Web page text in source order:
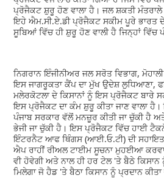
ਪ੍ਰੋਜੈਕਟ ਸ਼ੁਰੂ ਹੋਣ ਵਾਲਾ ਹੈ। ਜਲ ਸ਼ਕਤੀ ਮੰਤਰਾਲੇ
ਇਹੇ ਐਮ.ਸੀ.ਏ.ਡੀ ਪ੍ਰੋਜੈਕਟ ਸਕੀਮ ਪੂਰੇ ਭਾਰਤ
ਸੂਬਿਆਂ ਵਿੱਚ ਹੀ ਸ਼ੁਰੂ ਹੋਣ ਵਾਲੀ ਹੈ ਜਿਨ੍ਹਾਂ ਵਿੱਚ
ਨਿਗਰਾਨ ਇੰਜੀਨੀਅਰ ਜਲ ਸਰੋਤ ਵਿਭਾਗ,
ਇਸ ਜਾਗਰੂਕਤਾ ਕੈਂਪ ਦਾ ਮੁੱਖ ਉਦੇਸ਼ ਲੁਧਿਆਣਾ,
ਮਲੇਰਕੋਟਲਾ ਦੇ ਕਿਸਾਨਾਂ ਨੂੰ ਇਸ ਪ੍ਰੋਜੈਕਟ ਬਾਰੇ
ਇਸ ਪ੍ਰੋਜੈਕਟ ਦਾ ਕੰਮ ਸ਼ੁਰੂ ਕੀਤਾ ਜਾਣ ਵਾਲਾ
ਪੰਜਾਬ ਸਰਕਾਰ ਵੱਲੋਂ ਮਨਜ਼ੂਰ ਕੀਤੀ ਜਾ ਚੁੱਕੀ ਹੈ
ਭੇਜੀ ਜਾ ਚੁੱਕੀ ਹੈ। ਇਸ ਪ੍ਰੋਜੈਕਟ ਵਿੱਚ ਹਾਈ
ਇੰਟਰਨੈਟ ਆਫ ਥਿੰਗਸ (ਆਈ.ਓ.ਟੀ) ਦੀ
ਐਪ ਰਾਹੀਂ ਰੀਅਲ ਟਾਈਮ ਸੂਚਨਾ ਮੁਹਈਆ
ਵੀ ਹੋਵੇਗੀ ਅਤੇ ਨਾਲ ਹੀ ਹਰ ਟੇਲ 'ਤੇ ਬੈਠੇ ਕਿਸਾਨ
ਮਿਲੇਗਾ ਜੋ ਹੈਡ 'ਤੇ ਬੈਠਾ ਕਿਸਾਨ ਨੂੰ ਪ੍ਰਦਾਨ ਕੀਤਾ